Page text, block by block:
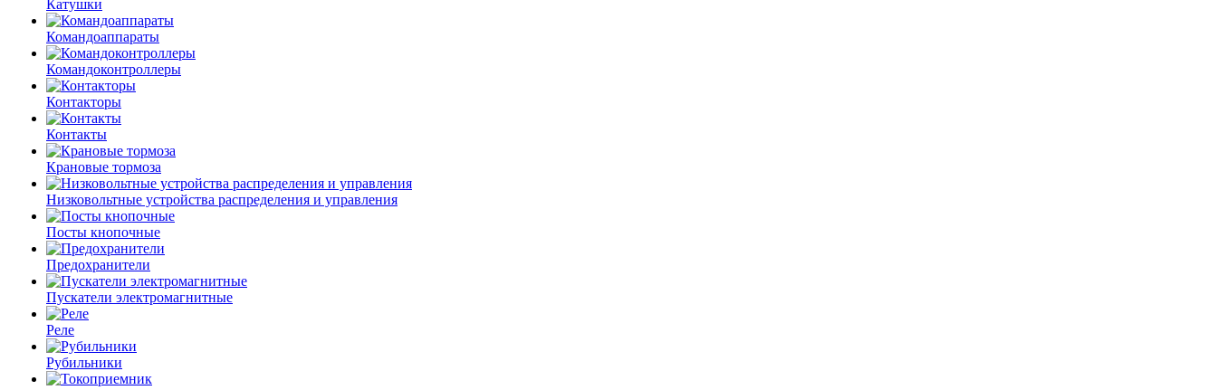
Катушки
Командоаппараты
Командоконтроллеры
Контакторы
Контакты
Крановые тормоза
Низковольтные устройства распределения и управления
Посты кнопочные
Предохранители
Пускатели электромагнитные
Реле
Рубильники